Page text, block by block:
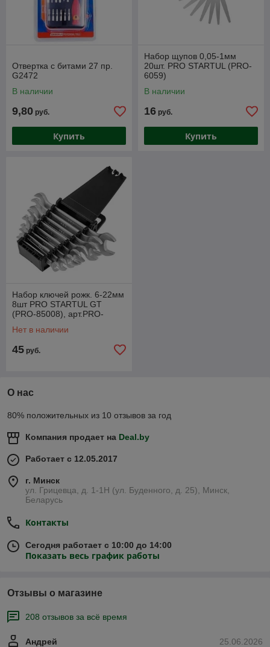
Отвертка с битами 27 пр.
G2472
В наличии
9,80 руб.
Купить
Набор щупов 0,05-1мм
20шт. PRO STARTUL (PRO-
6059)
В наличии
16 руб.
Купить
Набор ключей рожк. 6-22мм
8шт PRO STARTUL GT
(PRO-85008), арт.PRO-
Нет в наличии
45 руб.
О нас
80% положительных из 10 отзывов за год
Компания продает на Deal.by
Работает с 12.05.2017
г. Минск
ул. Грицевца, д. 1-1Н (ул. Буденного, д. 25), Минск,
Беларусь
Контакты
Сегодня работает с 10:00 до 14:00
Показать весь график работы
Отзывы о магазине
208 отзывов за всё время
25.06.2026
Андрей